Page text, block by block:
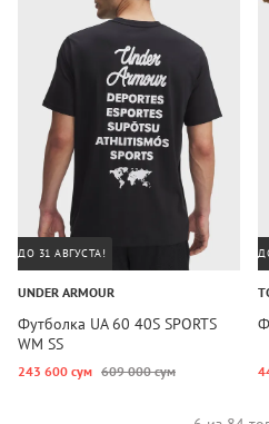
ДО 31 АВГУСТА!
UNDER ARMOUR
Футболка UA 60 40S SPORTS
WM SS
243 600 сум 609 000 сум